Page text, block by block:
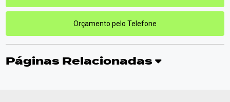
Orçamento pelo Telefone
Páginas Relacionadas